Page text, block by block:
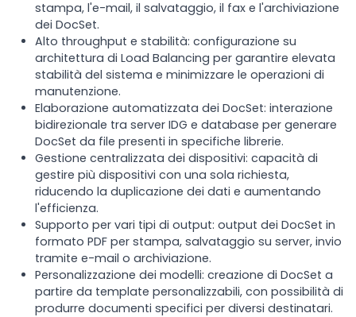
stampa, l'e-mail, il salvataggio, il fax e l'archiviazione
dei DocSet.
Alto throughput e stabilità: configurazione su
architettura di Load Balancing per garantire elevata
stabilità del sistema e minimizzare le operazioni di
manutenzione.
Elaborazione automatizzata dei DocSet: interazione
bidirezionale tra server IDG e database per generare
DocSet da file presenti in specifiche librerie.
Gestione centralizzata dei dispositivi: capacità di
gestire più dispositivi con una sola richiesta,
riducendo la duplicazione dei dati e aumentando
l'efficienza.
Supporto per vari tipi di output: output dei DocSet in
formato PDF per stampa, salvataggio su server, invio
tramite e-mail o archiviazione.
Personalizzazione dei modelli: creazione di DocSet a
partire da template personalizzabili, con possibilità di
produrre documenti specifici per diversi destinatari.